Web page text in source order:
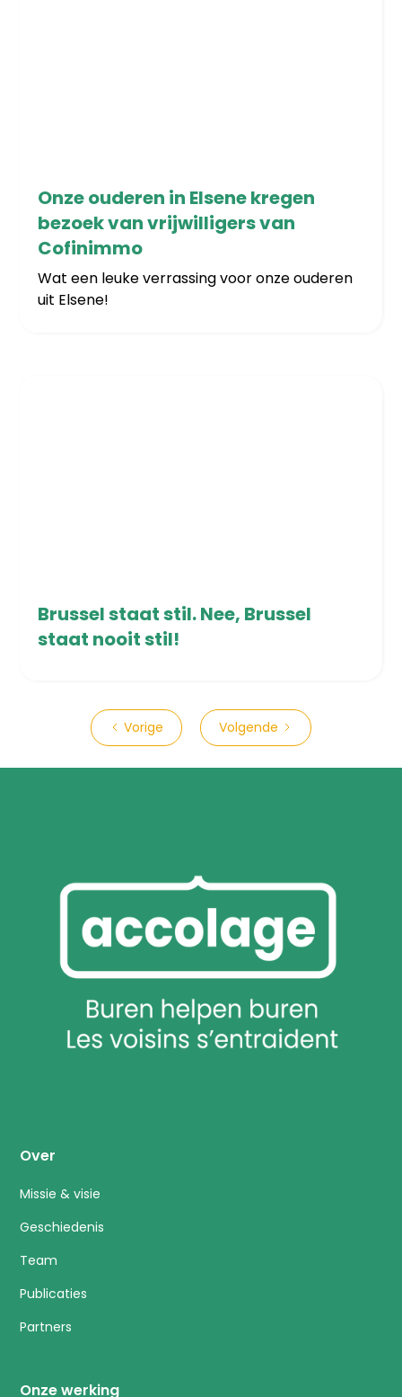
Onze ouderen in Elsene kregen
bezoek van vrijwilligers van
Cofinimmo
Wat een leuke verrassing voor onze ouderen
uit Elsene!
Brussel staat stil. Nee, Brussel
staat nooit stil!
Vorige Volgende
Over
Missie & visie
Geschiedenis
Team
Publicaties
Partners
Onze werking